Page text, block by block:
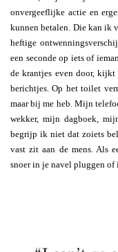
onvergeeflijke actie en
kunnen betalen. Die kan ik
heftige
een seconde op iets of
de krantjes even door, kijkt
berichtjes. Op het toilet
maar bij me heb. Mijn
wekker, mijn dagboek,
begrijp ik niet dat zoiets
vast zit aan de mens. Als
snoer in je navel pluggen